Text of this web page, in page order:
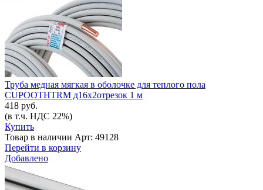
Труба медная мягкая в оболочке для теплого пола
CUPOOTHTRM д16х2отрезок 1 м
418 руб.
(в т.ч. НДС 22%)
Купить
Товар в наличии Арт: 49128
Перейти в корзину
Добавлено